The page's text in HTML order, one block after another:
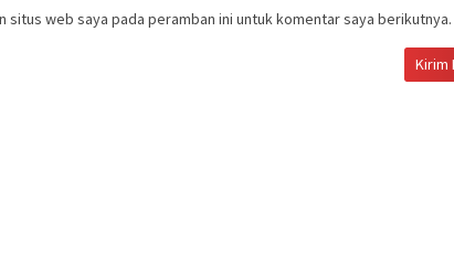
situs web saya pada peramban ini untuk komentar saya berikutnya.